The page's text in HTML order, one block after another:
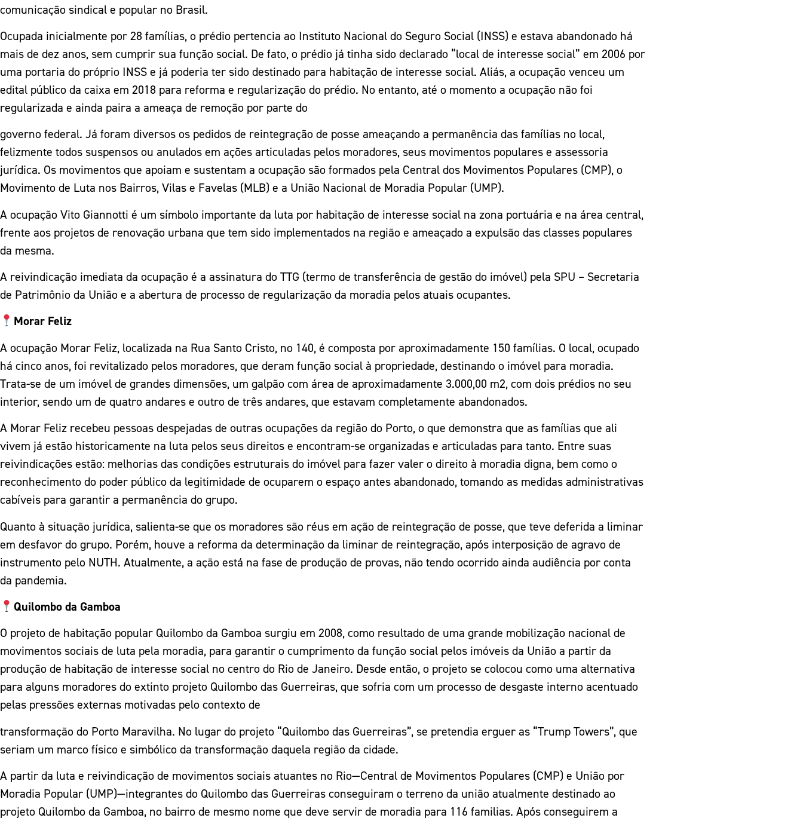
comunicação sindical e popular no Brasil.
Ocupada inicialmente por 28 famílias, o prédio pertencia ao Instituto Nacional do Seguro Social (INSS) e estava abandonado há
mais de dez anos, sem cumprir sua função social. De fato, o prédio já tinha sido declarado “local de interesse social” em 2006 por
uma portaria do próprio INSS e já poderia ter sido destinado para habitação de interesse social. Aliás, a ocupação venceu um
edital público da caixa em 2018 para reforma e regularização do prédio. No entanto, até o momento a ocupação não foi
regularizada e ainda paira a ameaça de remoção por parte do
governo federal. Já foram diversos os pedidos de reintegração de posse ameaçando a permanência das famílias no local,
felizmente todos suspensos ou anulados em ações articuladas pelos moradores, seus movimentos populares e assessoria
jurídica. Os movimentos que apoiam e sustentam a ocupação são formados pela Central dos Movimentos Populares (CMP), o
Movimento de Luta nos Bairros, Vilas e Favelas (MLB) e a União Nacional de Moradia Popular (UMP).
A ocupação Vito Giannotti é um símbolo importante da luta por habitação de interesse social na zona portuária e na área central,
frente aos projetos de renovação urbana que tem sido implementados na região e ameaçado a expulsão das classes populares
da mesma.
A reivindicação imediata da ocupação é a assinatura do TTG (termo de transferência de gestão do imóvel) pela SPU – Secretaria
de Patrimônio da União e a abertura de processo de regularização da moradia pelos atuais ocupantes.
Morar Feliz
A ocupação Morar Feliz, localizada na Rua Santo Cristo, no 140, é composta por aproximadamente 150 famílias. O local, ocupado
há cinco anos, foi revitalizado pelos moradores, que deram função social à propriedade, destinando o imóvel para moradia.
Trata-se de um imóvel de grandes dimensões, um galpão com área de aproximadamente 3.000,00 m2, com dois prédios no seu
interior, sendo um de quatro andares e outro de três andares, que estavam completamente abandonados.
A Morar Feliz recebeu pessoas despejadas de outras ocupações da região do Porto, o que demonstra que as famílias que ali
vivem já estão historicamente na luta pelos seus direitos e encontram-se organizadas e articuladas para tanto. Entre suas
reivindicações estão: melhorias das condições estruturais do imóvel para fazer valer o direito à moradia digna, bem como o
reconhecimento do poder público da legitimidade de ocuparem o espaço antes abandonado, tomando as medidas administrativas
cabíveis para garantir a permanência do grupo.
Quanto à situação jurídica, salienta-se que os moradores são réus em ação de reintegração de posse, que teve deferida a liminar
em desfavor do grupo. Porém, houve a reforma da determinação da liminar de reintegração, após interposição de agravo de
instrumento pelo NUTH. Atualmente, a ação está na fase de produção de provas, não tendo ocorrido ainda audiência por conta
da pandemia.
Quilombo da Gamboa
O projeto de habitação popular Quilombo da Gamboa surgiu em 2008, como resultado de uma grande mobilização nacional de
movimentos sociais de luta pela moradia, para garantir o cumprimento da função social pelos imóveis da União a partir da
produção de habitação de interesse social no centro do Rio de Janeiro. Desde então, o projeto se colocou como uma alternativa
para alguns moradores do extinto projeto Quilombo das Guerreiras, que sofria com um processo de desgaste interno acentuado
pelas pressões externas motivadas pelo contexto de
transformação do Porto Maravilha. No lugar do projeto “Quilombo das Guerreiras”, se pretendia erguer as “Trump Towers”, que
seriam um marco físico e simbólico da transformação daquela região da cidade.
A partir da luta e reivindicação de movimentos sociais atuantes no Rio—Central de Movimentos Populares (CMP) e União por
Moradia Popular (UMP)—integrantes do Quilombo das Guerreiras conseguiram o terreno da união atualmente destinado ao
projeto Quilombo da Gamboa, no bairro de mesmo nome que deve servir de moradia para 116 familias. Após conseguirem a